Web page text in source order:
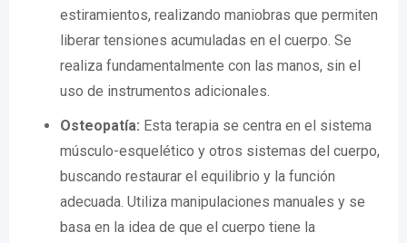
estiramientos, realizando maniobras que permiten
liberar tensiones acumuladas en el cuerpo. Se
realiza fundamentalmente con las manos, sin el
uso de instrumentos adicionales.
Osteopatía: Esta terapia se centra en el sistema
músculo-esquelético y otros sistemas del cuerpo,
buscando restaurar el equilibrio y la función
adecuada. Utiliza manipulaciones manuales y se
basa en la idea de que el cuerpo tiene la